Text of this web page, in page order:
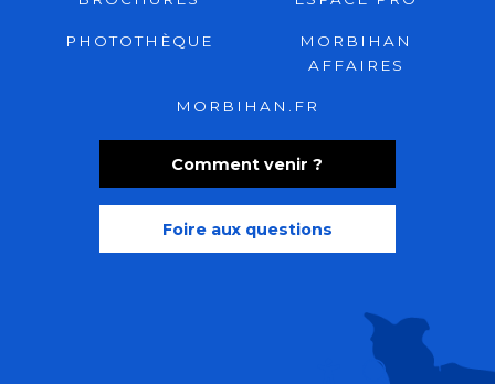
Comment venir ?
Foire aux questions
PHOTOTHÈQUE
MORBIHAN
AFFAIRES
MORBIHAN.FR